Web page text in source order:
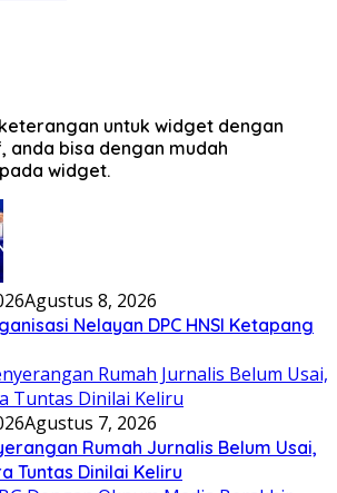
untuk widget dengan
bisa dengan mudah
widget.
Agustus 8, 2026
Nelayan DPC HNSI Ketapang
Agustus 7, 2026
Rumah Jurnalis Belum Usai,
Tuntas Dinilai Keliru